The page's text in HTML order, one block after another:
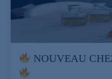
NOUVEAU